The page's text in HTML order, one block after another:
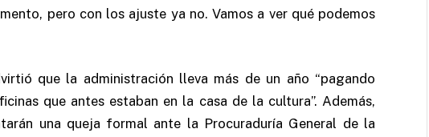
pero con los ajuste ya no. Vamos a ver qué podemos
que la administración lleva más de un año “pagando
que antes estaban en la casa de la cultura”. Además,
una queja formal ante la Procuraduría General de la